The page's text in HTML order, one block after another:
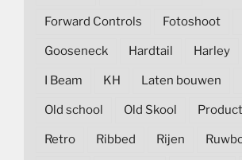
Forward Controls Fotoshoot
Gooseneck Hardtail Harley
I Beam KH Laten bouwen
Old school Old Skool
Retro Ribbed Rijen